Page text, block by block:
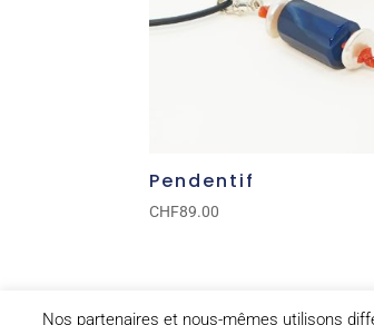
Pendentif
CHF89.00
Nos partenaires et nous-mêmes utilisons